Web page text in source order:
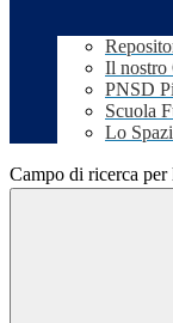
Il nostro
PNSD
Scuola
Lo
Campo di ricerca per